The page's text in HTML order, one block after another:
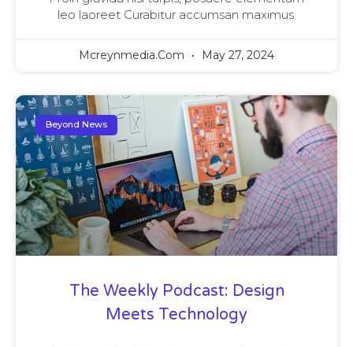
leo laoreet Curabitur accumsan maximus.
Mcreynmedia.com May 27, 2024
Beyond News
The Weekly Podcast: Design
Meets Technology